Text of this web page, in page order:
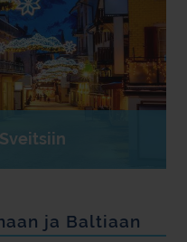
ja Baltiaan